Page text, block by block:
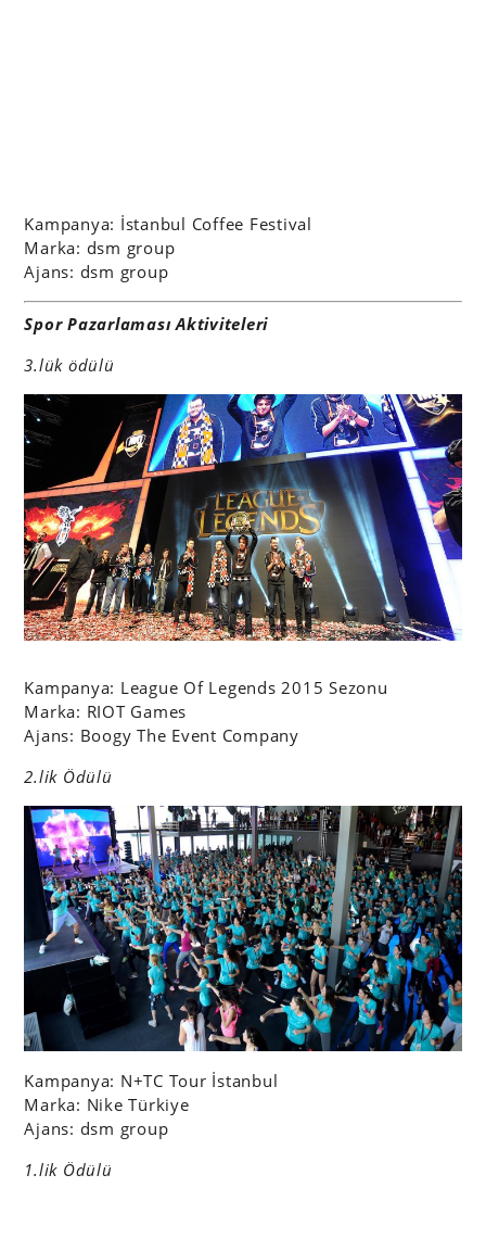
Kampanya: İstanbul Coffee Festival
Marka: dsm group
Ajans: dsm group
Spor Pazarlaması Aktiviteleri
3.lük ödülü
Kampanya: League Of Legends 2015 Sezonu
Marka: RIOT Games
Ajans: Boogy The Event Company
2.lik Ödülü
Kampanya: N+TC Tour İstanbul
Marka: Nike Türkiye
Ajans: dsm group
1.lik Ödülü